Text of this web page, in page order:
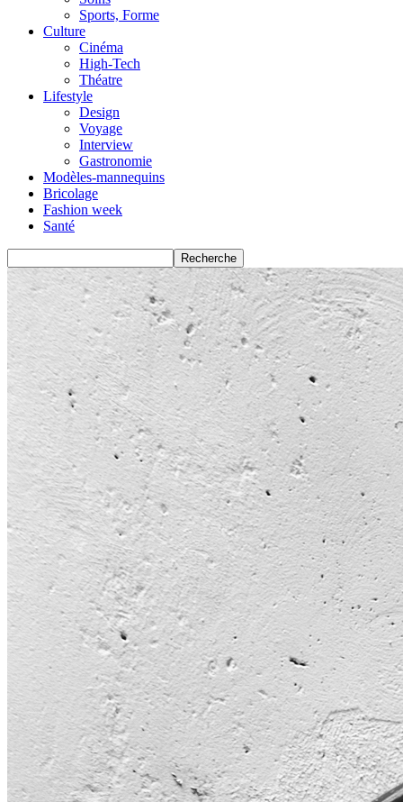
Sports, Forme
Culture
Cinéma
High-Tech
Théatre
Lifestyle
Design
Voyage
Interview
Gastronomie
Modèles-mannequins
Bricolage
Fashion week
Santé